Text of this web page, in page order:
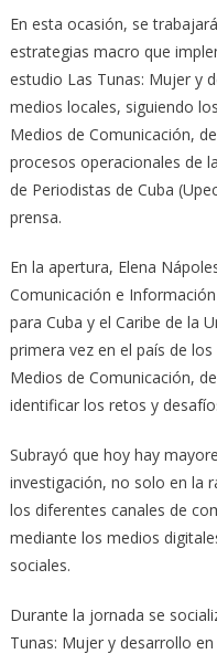
En esta ocasión, se
estrategias macro que
estudio Las Tunas: Mujer y
medios locales, siguiendo
Medios de Comunicación,
procesos operacionales de
de Periodistas de Cuba
prensa.
En la apertura, Elena
Comunicación e
para Cuba y el Caribe de la
primera vez en el país de
Medios de Comunicación,
identificar los retos y
Subrayó que hoy hay
investigación, no solo en la
los diferentes canales de
mediante los medios
sociales.
Durante la jornada se
Tunas: Mujer y desarrollo